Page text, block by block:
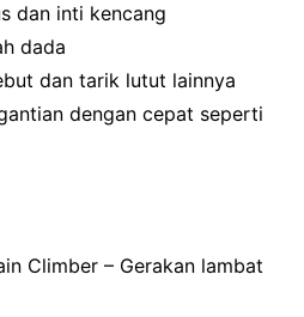
dan inti kencang
dada
dan tarik lutut lainnya
dengan cepat seperti
Climber – Gerakan lambat